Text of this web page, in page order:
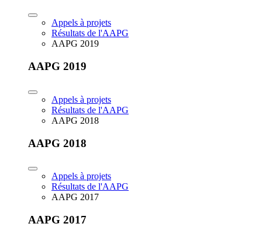
Appels à projets
Résultats de l'AAPG
AAPG 2019
AAPG 2019
Appels à projets
Résultats de l'AAPG
AAPG 2018
AAPG 2018
Appels à projets
Résultats de l'AAPG
AAPG 2017
AAPG 2017